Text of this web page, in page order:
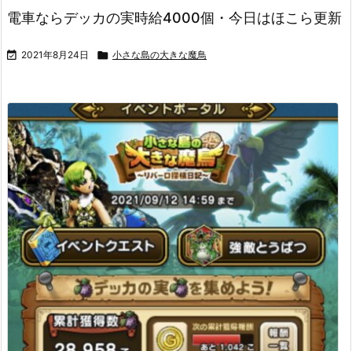
電車ならデッカの実時給4000個・今日はほこら更新
 2021年8月24日  小さな島の大きな魔鳥